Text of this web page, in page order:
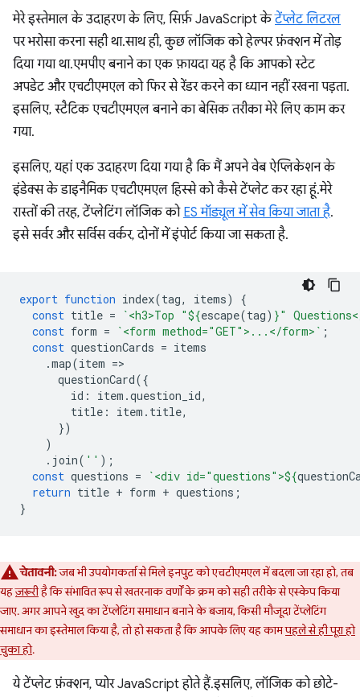
मेरे इस्तेमाल के उदाहरण के लिए, सिर्फ़ JavaScript केटेंप्लेट लिटरल
पर भरोसा करना सही था. साथ ही, कुछ लॉजिक को हेल्पर फ़ंक्शन में तोड़
दिया गया था. एमपीए बनाने का एक फ़ायदा यह है कि आपको स्टेट
अपडेट और एचटीएमएल को फिर से रेंडर करने का ध्यान नहीं रखना पड़ता.
इसलिए, स्टैटिक एचटीएमएल बनाने का बेसिक तरीका मेरे लिए काम कर
गया.
इसलिए, यहां एक उदाहरण दिया गया है कि मैं अपने वेब ऐप्लिकेशन के
इंडेक्स के डाइनैमिक एचटीएमएल हिस्से को कैसे टेंप्लेट कर रहा हूं. मेरे
रास्तों की तरह, टेंप्लेटिंग लॉजिक को ES मॉड्यूल में सेव किया जाता है
इसे सर्वर और सर्विस वर्कर, दोनों में इंपोर्ट किया जा सकता है.
export function index(tag, items)
{
const title = `<h3>Top "${escape(tag) }"
const form = `<form method="GET">...</form>` ;
const questionCards = items
.map(item =
questionCard({
id : item .question_id,
title : item . title,
})
)
. join( '' );
const questions = `<div id="questions">${
return title + form + questions ;
}
चेतावनी:जब भी उपयोगकर्ता से मिले इनपुट को एचटीएमएल में बदला जा रहा हो, तब
यहज़रूरीहै कि संभावित रूप से खतरनाक वर्णों के क्रम को सही तरीके से एस्केप किया
जाए. अगर आपने खुद का टेंप्लेटिंग समाधान बनाने के बजाय, किसी मौजूदा टेंप्लेटिंग
समाधान का इस्तेमाल किया है, तो हो सकता है कि आपके लिए यह कामपहले से ही पूरा हो
चुका हो.
ये टेंप्लेट फ़ंक्शन, प्योर JavaScript होते हैं. इसलिए, लॉजिक को छोटे-